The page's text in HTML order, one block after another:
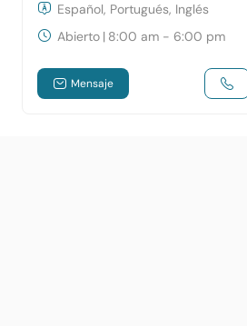
Español, Portugués, Inglés
Abierto | 8:00 am - 6:00 pm
Mensaje